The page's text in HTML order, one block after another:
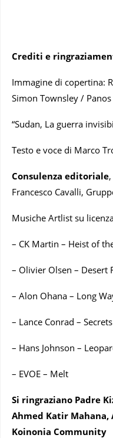
Crediti e
Immagine di copertina:
Simon Townsley /
“Sudan, La guerra
Testo e voce di Marco
Consulenza editoriale
Francesco Cavalli,
Musiche Artlist su
– CK Martin – Heist of
– Olivier Olsen – Desert
– Alon Ohana – Long
– Lance Conrad –
– Hans Johnson –
– EVOE – Melt
Si ringraziano Padre
Ahmed Katir Mahana,
Koinonia Community